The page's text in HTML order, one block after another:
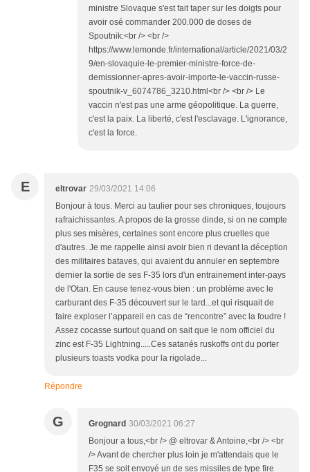
ministre Slovaque s'est fait taper sur les doigts pour
avoir osé commander 200.000 de doses de
Spoutnik:<br /> <br />
https://www.lemonde.fr/international/article/2021/03/2
9/en-slovaquie-le-premier-ministre-force-de-
demissionner-apres-avoir-importe-le-vaccin-russe-
spoutnik-v_6074786_3210.html<br /> <br /> Le
vaccin n'est pas une arme géopolitique. La guerre,
c'est la paix. La liberté, c'est l'esclavage. L'ignorance,
c'est la force.
E eltrovar 29/03/2021 14:06
Bonjour à tous. Merci au taulier pour ses chroniques, toujours
rafraichissantes. A propos de la grosse dinde, si on ne compte
plus ses misères, certaines sont encore plus cruelles que
d'autres. Je me rappelle ainsi avoir bien ri devant la déception
des militaires bataves, qui avaient du annuler en septembre
dernier la sortie de ses F-35 lors d'un entrainement inter-pays
de l'Otan. En cause tenez-vous bien : un problème avec le
carburant des F-35 découvert sur le tard...et qui risquait de
faire exploser l’appareil en cas de “rencontre” avec la foudre !
Assez cocasse surtout quand on sait que le nom officiel du
zinc est F-35 Lightning.....Ces satanés ruskoffs ont du porter
plusieurs toasts vodka pour la rigolade...
Répondre
G Grognard 30/03/2021 06:27
Bonjour a tous,<br /> @ eltrovar & Antoine,<br /> <br
/> Avant de chercher plus loin je m'attendais que le
F35 se soit envoyé un de ses missiles de type fire